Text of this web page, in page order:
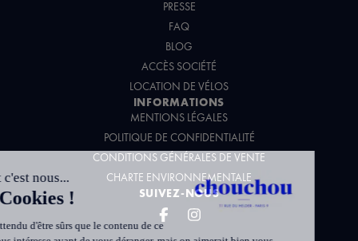
PRESSE
FAQ
BLOG
ACCÈS SOCIÉTÉ
LOCATION DE VÉLOS
INFORMATIONS
MENTIONS LÉGALES
POLITIQUE DE CONFIDENTIALITÉ
CONDITIONS GÉNÉRALES DE VENTE
CHARTE ENVIRONNEMENTALE
SUIVEZ-NOUS